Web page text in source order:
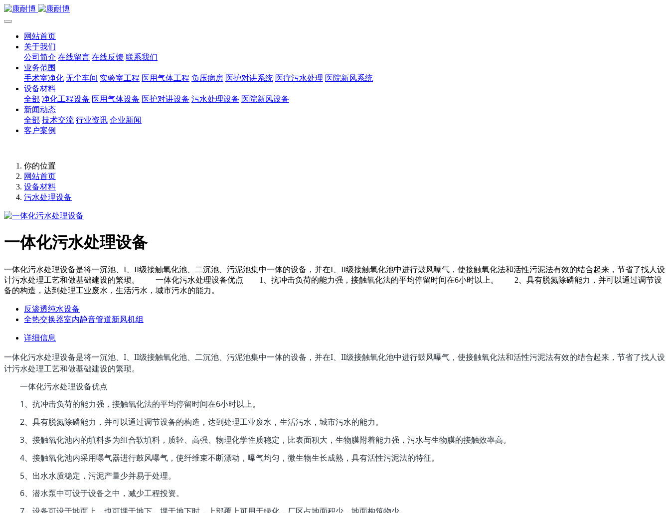
网站首页
关于我们
公司简介 在线留言 在线反馈 联系我们
业务范围
手术室净化 无尘车间 实验室工程 医用气体工程 负压病房 医护对讲系统 医疗污水处理 医院新风系统
设备材料
全部 净化工程设备 医用气体设备 医护对讲设备 污水处理设备 医院新风设备
新闻动态
全部 技术交流 行业资讯 企业新闻
客户案例
你的位置
网站首页
设备材料
污水处理设备
一体化污水处理设备
一体化污水处理设备是将一沉池、I、II级接触氧化池、二沉池、污泥池集中一体的设备，并在I、II级接触氧化池中进行鼓风曝气，使接触氧化法和活性污泥法有效的结合起来，节省了找人设
计污水处理工艺和做基础建设的繁琐。 一体化污水处理设备优点 1、抗冲击负荷的能力强，接触氧化法的平均停留时间在6小时以上。 2、具有脱氮除磷能力，并可以通过调节设
备的构造，达到处理工业废水，生活污水，城市污水的能力。
反渗透纯水设备
全热交换器室内静音管道新风机组
详细信息
一体化污水处理设备是将一沉池、I、II级接触氧化池、二沉池、污泥池集中一体的设备，并在I、II级接触氧化池中进行鼓风曝气，使接触氧化法和活性污泥法有效的结合起来，节省了找人设
计污水处理工艺和做基础建设的繁琐。
一体化污水处理设备优点
1、抗冲击负荷的能力强，接触氧化法的平均停留时间在6小时以上。
2、具有脱氮除磷能力，并可以通过调节设备的构造，达到处理工业废水，生活污水，城市污水的能力。
3、接触氧化池内的填料多为组合软填料，质轻、高强、物理化学性质稳定，比表面积大，生物膜附着能力强，污水与生物膜的接触效率高。
4、接触氧化池内采用曝气器进行鼓风曝气，使纤维束不断漂动，曝气均匀，微生物生长成熟，具有活性污泥法的特征。
5、出水水质稳定，污泥产量少并易于处理。
6、潜水泵中可设于设备之中，减少工程投资。